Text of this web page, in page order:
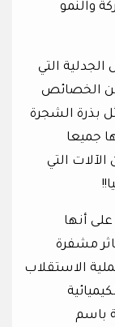
والنمو
التي
من الخصائص
بذرة الشجرة
جميعا
التي
على أنها
مشفرة
الاستقلاب
باسم